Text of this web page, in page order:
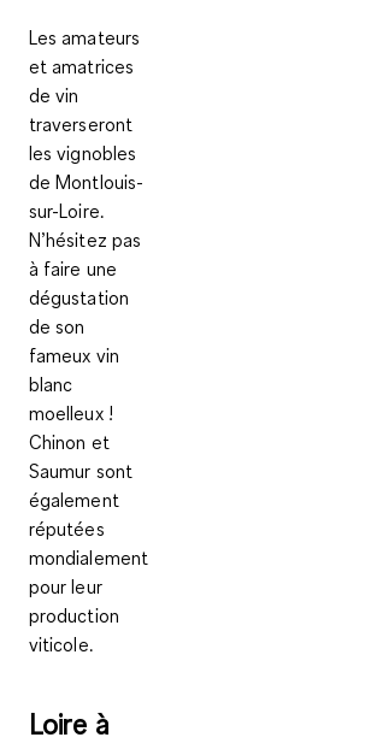
Les amateurs
et amatrices
de vin
traverseront
les vignobles
de Montlouis-
sur-Loire.
N’hésitez pas
à faire une
dégustation
de son
fameux vin
blanc
moelleux!
Chinon et
Saumur sont
également
réputées
mondialement
pour leur
production
viticole.
Loire à